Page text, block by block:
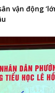
vận động